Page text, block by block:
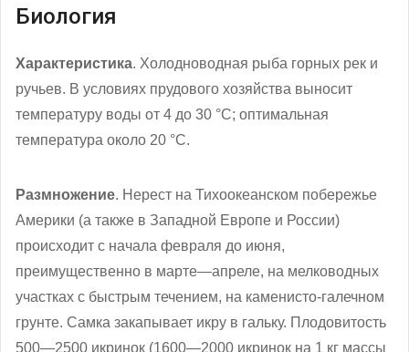
Биология
Характеристика. Холодноводная рыба горных рек и
ручьев. В условиях прудового хозяйства выносит
температуру воды от 4 до 30 °C; оптимальная
температура около 20 °C.
Размножение. Нерест на Тихоокеанском побережье
Америки (а также в Западной Европе и России)
происходит с начала февраля до июня,
преимущественно в марте—апреле, на мелководных
участках с быстрым течением, на каменисто-галечном
грунте. Самка закапывает икру в гальку. Плодовитость
500—2500 икринок (1600—2000 икринок на 1 кг массы